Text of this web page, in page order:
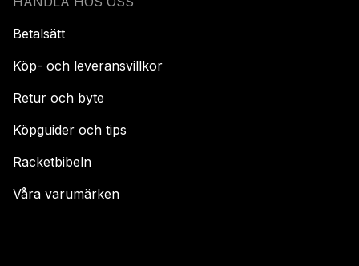
Betalsätt
Köp- och leveransvillkor
Retur och byte
Köpguider och tips
Racketbibeln
Våra varumärken